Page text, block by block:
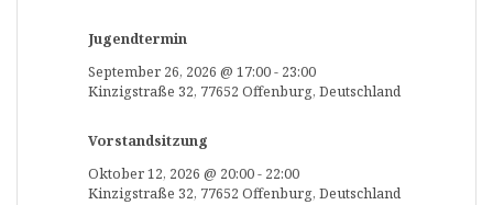
Jugendtermin
September 26, 2026 @ 17:00- 23:00
Kinzigstraße 32, 77652 Offenburg, Deutschland
Vorstandsitzung
Oktober 12, 2026 @ 20:00- 22:00
Kinzigstraße 32, 77652 Offenburg, Deutschland